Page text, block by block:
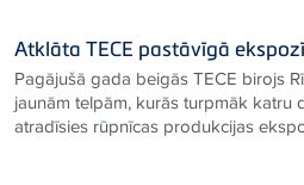
Atklāta TECE pastāvīgā
Pagājušā gada beigās TECE birojs
jaunām telpām, kurās turpmāk katru
atradīsies rūpnīcas produkcijas